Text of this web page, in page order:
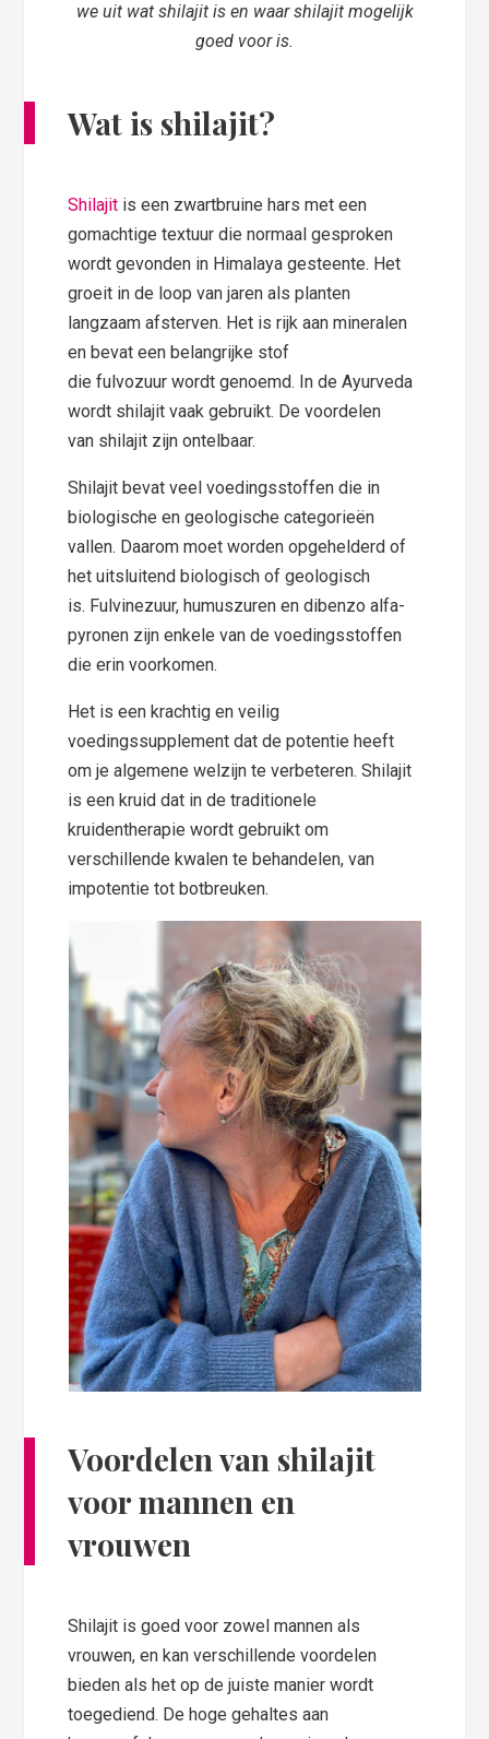
we uit wat shilajit is en waar shilajit mogelijk
goed voor is.
Wat is shilajit?
Shilajit is een zwartbruine hars met een
gomachtige textuur die normaal gesproken
wordt gevonden in Himalaya gesteente. Het
groeit in de loop van jaren als planten
langzaam afsterven. Het is rijk aan mineralen
en bevat een belangrijke stof
die fulvozuur wordt genoemd. In de Ayurveda
wordt shilajit vaak gebruikt. De voordelen
van shilajit zijn ontelbaar.
Shilajit bevat veel voedingsstoffen die in
biologische en geologische categorieën
vallen. Daarom moet worden opgehelderd of
het uitsluitend biologisch of geologisch
is. Fulvinezuur, humuszuren en dibenzo alfa-
pyronen zijn enkele van de voedingsstoffen
die erin voorkomen.
Het is een krachtig en veilig
voedingssupplement dat de potentie heeft
om je algemene welzijn te verbeteren. Shilajit
is een kruid dat in de traditionele
kruidentherapie wordt gebruikt om
verschillende kwalen te behandelen, van
impotentie tot botbreuken.
Voordelen van shilajit
voor mannen en
vrouwen
Shilajit is goed voor zowel mannen als
vrouwen, en kan verschillende voordelen
bieden als het op de juiste manier wordt
toegediend. De hoge gehaltes aan